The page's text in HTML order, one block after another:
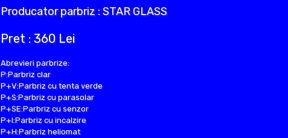
Producator parbriz : STAR GLASS
Pret : 360 Lei
Abrevieri parbrize:
P:Parbriz clar
P+V:Parbriz cu tenta verde
P+S:Parbriz cu parasolar
P+SE:Parbriz cu senzor
P+I:Parbriz cu incalzire
P+H:Parbriz heliomat